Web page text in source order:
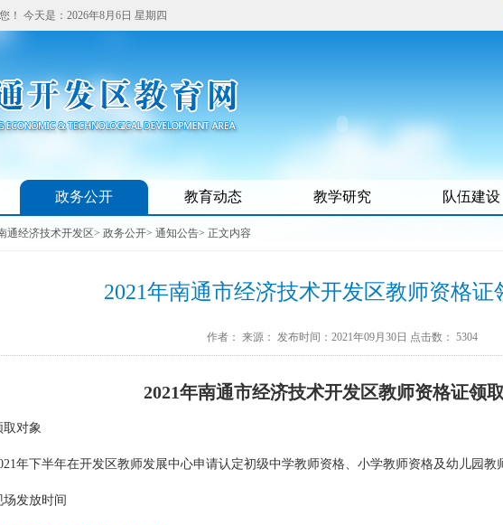
！ 今天是： 2026年8月6日 星期四
政务公开 教育动态 教学研究 队伍建设
通经济技术开发区> 政务公开> 通知公告> 正文内容
2021年南通市经济技术开发区教师资格证
作者： 来源： 发布时间：2021年09月30日 点击数： 5304
2021年南通市经济技术开发区教师资格证领
取对象
1年下半年在开发区教师发展中心申请认定初级中学教师资格、小学教师资格及幼儿园教
场发放时间